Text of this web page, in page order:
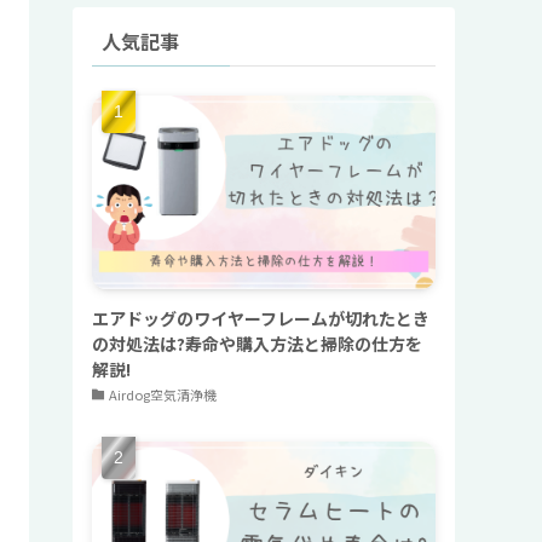
人気記事
エアドッグのワイヤーフレームが切れたとき
の対処法は?寿命や購入方法と掃除の仕方を
解説!
Airdog空気清浄機